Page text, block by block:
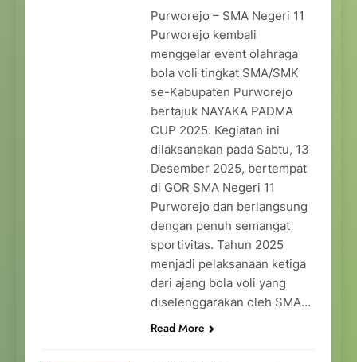
Purworejo – SMA Negeri 11
Purworejo kembali
menggelar event olahraga
bola voli tingkat SMA/SMK
se-Kabupaten Purworejo
bertajuk NAYAKA PADMA
CUP 2025. Kegiatan ini
dilaksanakan pada Sabtu, 13
Desember 2025, bertempat
di GOR SMA Negeri 11
Purworejo dan berlangsung
dengan penuh semangat
sportivitas. Tahun 2025
menjadi pelaksanaan ketiga
dari ajang bola voli yang
diselenggarakan oleh SMA…
Read More